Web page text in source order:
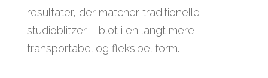
resultater, der matcher traditionelle
studioblitzer – blot i en langt mere
transportabel og fleksibel form.